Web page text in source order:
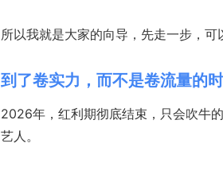
所以我就是大家的向导，先走一步，可
到了卷实力，而不是卷流量的
2026年，红利期彻底结束，只会吹牛
艺人。